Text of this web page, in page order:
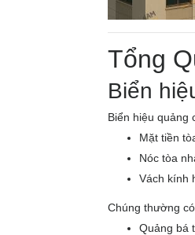
Tổng
Biển
Biển hiệu quảng
Mặt tiền
Nóc tòa
Vách kính
Chúng thường
Quảng bá